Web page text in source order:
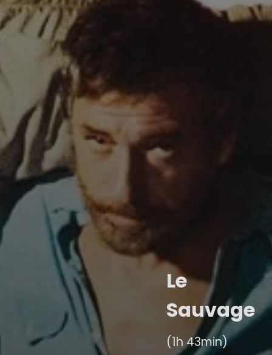
Le
Sauvage
(1h 43min)